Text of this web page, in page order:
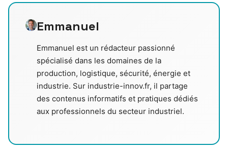
Emmanuel
Emmanuel est un rédacteur passionné
spécialisé dans les domaines de la
production, logistique, sécurité, énergie et
industrie. Sur industrie-innov.fr, il partage
des contenus informatifs et pratiques dédiés
aux professionnels du secteur industriel.